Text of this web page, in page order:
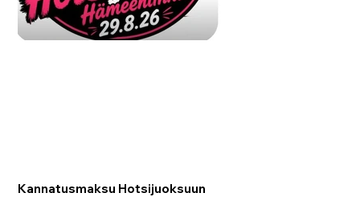
Kannatusmaksu Hotsijuoksuun